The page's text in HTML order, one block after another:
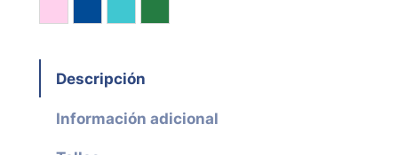
RosaRoyalTurquesa
Verde
Descripción
Información adicional